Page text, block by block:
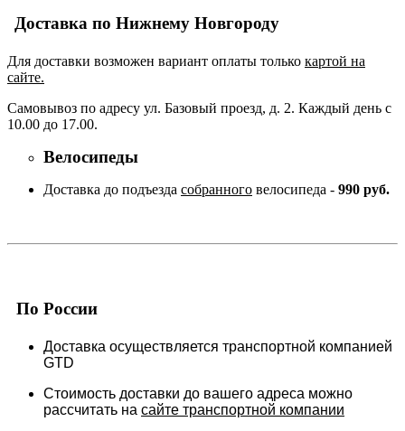
Доставка по Нижнему Новгороду
Для доставки возможен вариант оплаты только картой на
сайте.
Самовывоз по адресу ул. Базовый проезд, д. 2. Каждый день с
10.00 до 17.00.
Велосипеды
Доставка до подъезда собранного велосипеда - 990 руб.
По России
Доставка осуществляется транспортной компанией
GTD
Стоимость доставки до вашего адреса можно
рассчитать на сайте транспортной компании